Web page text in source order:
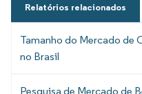
Relatórios relacionados
Tamanho do Mercado de
no Brasil
Pesquisa de Mercado de